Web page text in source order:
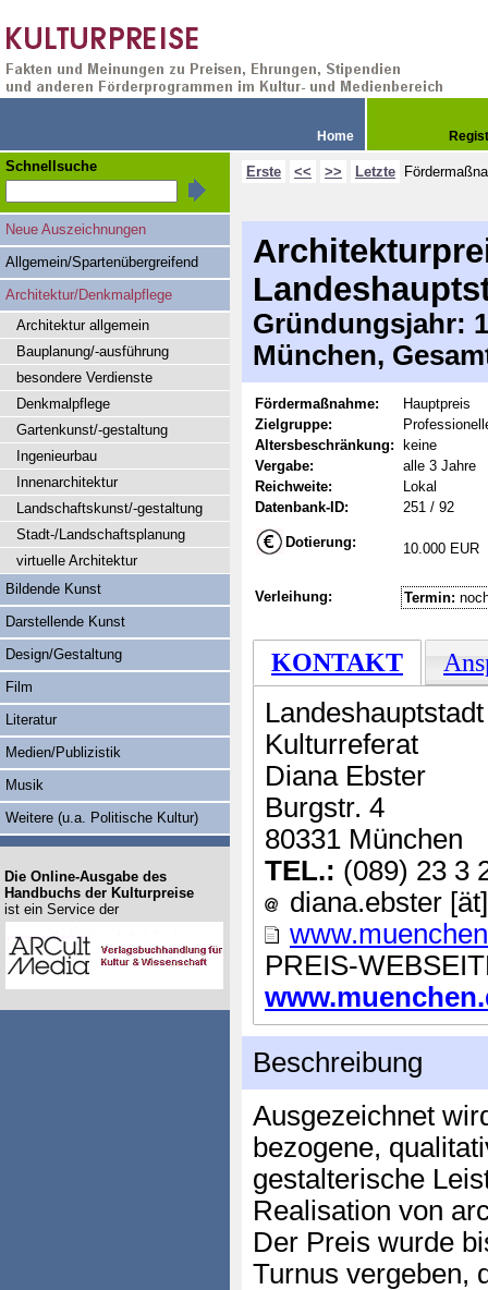
Home
Erste << >> Letzte
Gründungsjahr:
München,
Fördermaßnahme:
Hauptpreis
Zielgruppe:
Altersbeschränkung:
keine
Vergabe:
alle 3 Jahre
Reichweite:
Lokal
Datenbank-ID:
251 / 92
Dotierung: 10.000 EUR
Verleihung: Termin:
KONTAKT
Kulturreferat
Diana Ebster
Burgstr. 4
80331 München
TEL.: (089) 23 3
diana.ebster
PREIS-
Beschreibung
Ausgezeichnet
bezogene,
gestalterische
Realisation von
Der Preis wurde
Turnus vergeben,
Schnellsuche
Neue Auszeichnungen
Allgemein/Spartenübergreifend
Architektur/Denkmalpflege
Architektur allgemein
Bauplanung/-ausführung
besondere Verdienste
Denkmalpflege
Gartenkunst/-gestaltung
Ingenieurbau
Innenarchitektur
Landschaftskunst/-gestaltung
Stadt-/Landschaftsplanung
virtuelle Architektur
Bildende Kunst
Darstellende Kunst
Design/Gestaltung
Film
Literatur
Medien/Publizistik
Musik
Weitere (u.a. Politische Kultur)
Die Online-Ausgabe des
Handbuchs der Kulturpreise
ist ein Service der